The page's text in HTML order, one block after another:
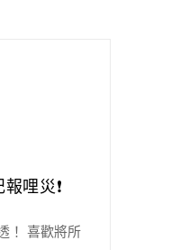
哩災❗️
！ 喜歡將所